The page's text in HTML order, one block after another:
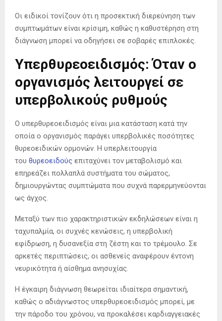
Οι ειδικοί τονίζουν ότι η προσεκτική διερεύνηση των
συμπτωμάτων είναι κρίσιμη, καθώς η καθυστέρηση στη
διάγνωση μπορεί να οδηγήσει σε σοβαρές επιπλοκές.
Υπερθυρεοειδισμός: Όταν ο
οργανισμός λειτουργεί σε
υπερβολικούς ρυθμούς
Ο υπερθυρεοειδισμός είναι μια κατάσταση κατά την
οποία ο οργανισμός παράγει υπερβολικές ποσότητες
θυρεοειδικών ορμονών. Η υπερλειτουργία
του θυρεοειδούς επιταχύνει τον μεταβολισμό και
επηρεάζει πολλαπλά συστήματα του σώματος,
δημιουργώντας συμπτώματα που συχνά παρερμηνεύονται
ως άγχος.
Μεταξύ των πιο χαρακτηριστικών εκδηλώσεων είναι η
ταχυπαλμία, οι συχνές κενώσεις, η υπερβολική
εφίδρωση, η δυσανεξία στη ζέστη και το τρέμουλο. Σε
αρκετές περιπτώσεις, οι ασθενείς αναφέρουν έντονη
νευρικότητα ή αίσθημα ανησυχίας.
Η έγκαιρη διάγνωση θεωρείται ιδιαίτερα σημαντική,
καθώς ο αδιάγνωστος υπερθυρεοειδισμός μπορεί, με
την πάροδο του χρόνου, να προκαλέσει καρδιαγγειακές